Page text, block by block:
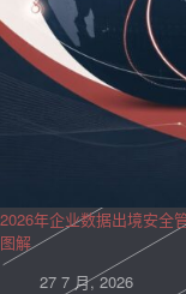
2026年企业数据出境安全
图解
27 7 月, 2026